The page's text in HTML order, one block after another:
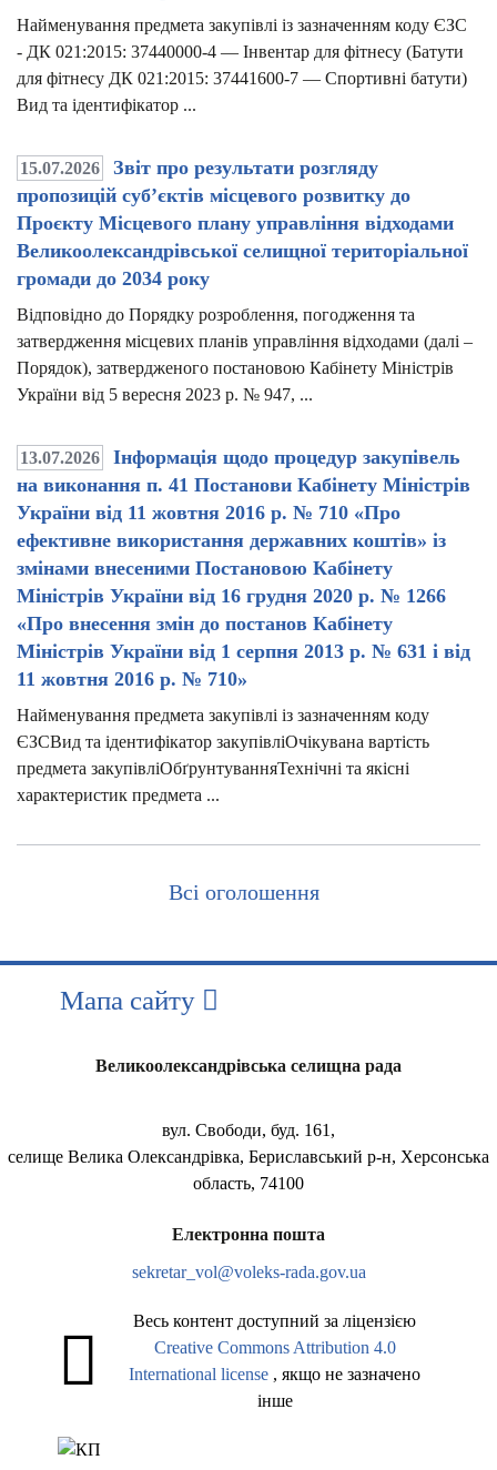
Найменування предмета закупівлі із зазначенням коду ЄЗС
- ДК 021:2015: 37440000-4 — Інвентар для фітнесу (Батути
для фітнесу ДК 021:2015: 37441600-7 — Спортивні батути)
Вид та ідентифікатор ...
15.07.2026
Звіт про результати розгляду
пропозицій суб’єктів місцевого розвитку до
Проєкту Місцевого плану управління відходами
Великоолександрівської селищної територіальної
громади до 2034 року
Відповідно до Порядку розроблення, погодження та
затвердження місцевих планів управління відходами (далі –
Порядок), затвердженого постановою Кабінету Міністрів
України від 5 вересня 2023 р. № 947, ...
13.07.2026
Інформація щодо процедур закупівель
на виконання п. 41 Постанови Кабінету Міністрів
України від 11 жовтня 2016 р. № 710 «Про
ефективне використання державних коштів» із
змінами внесеними Постановою Кабінету
Міністрів України від 16 грудня 2020 р. № 1266
«Про внесення змін до постанов Кабінету
Міністрів України від 1 серпня 2013 р. № 631 і від
11 жовтня 2016 р. № 710»
Найменування предмета закупівлі із зазначенням коду
ЄЗСВид та ідентифікатор закупівліОчікувана вартість
предмета закупівліОбґрунтуванняТехнічні та якісні
характеристик предмета ...
Всі оголошення
Мапа сайту
Великоолександрівська селищна рада
вул. Свободи, буд. 161,
селище Велика Олександрівка, Бериславський р-н, Херсонська
область, 74100
Електронна пошта
sekretar_vol@voleks-rada.gov.ua
Весь контент доступний за ліцензією
Creative Commons Attribution 4.0
International license , якщо не зазначено
інше